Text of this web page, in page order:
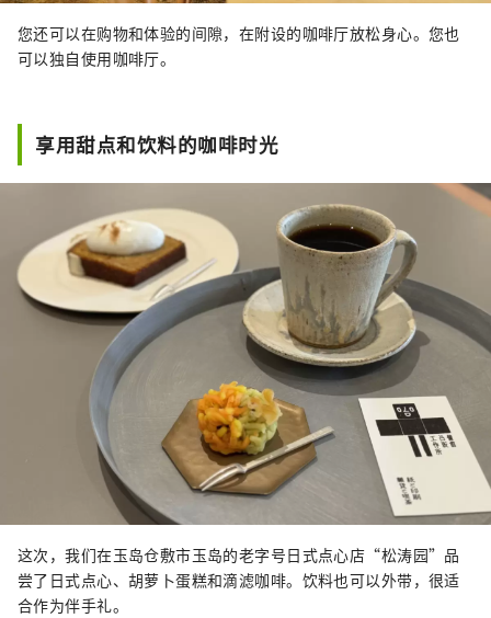
您还可以在购物和体验的间隙，在附设的咖啡厅放松身心。您也
可以独自使用咖啡厅。
享用甜点和饮料的咖啡时光
这次，我们在玉岛仓敷市玉岛的老字号日式点心店“松涛园”品
尝了日式点心、胡萝卜蛋糕和滴滤咖啡。饮料也可以外带，很适
合作为伴手礼。